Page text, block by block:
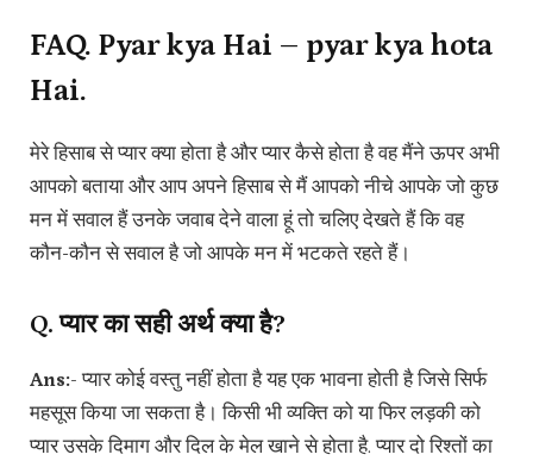
FAQ. Pyar kya Hai – pyar kya hota
Hai.
मेरे हिसाब से प्यार क्या होता है और प्यार कैसे होता है वह मैंने ऊपर अभी
आपको बताया और आप अपने हिसाब से मैं आपको नीचे आपके जो कुछ
मन में सवाल हैं उनके जवाब देने वाला हूं तो चलिए देखते हैं कि वह
कौन-कौन से सवाल है जो आपके मन में भटकते रहते हैं।
Q. प्यार का सही अर्थ क्या है?
Ans:- प्यार कोई वस्तु नहीं होता है यह एक भावना होती है जिसे सिर्फ
महसूस किया जा सकता है। किसी भी व्यक्ति को या फिर लड़की को
प्यार उसके दिमाग और दिल के मेल खाने से होता है. प्यार दो रिश्तों का